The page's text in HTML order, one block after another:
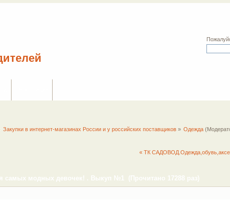
Закупки в интернет-магазинах России и у российских поставщиков» Одежда
« ТК
самых модных девочек! . Выкуп №1 (Прочитано 17288 раз)